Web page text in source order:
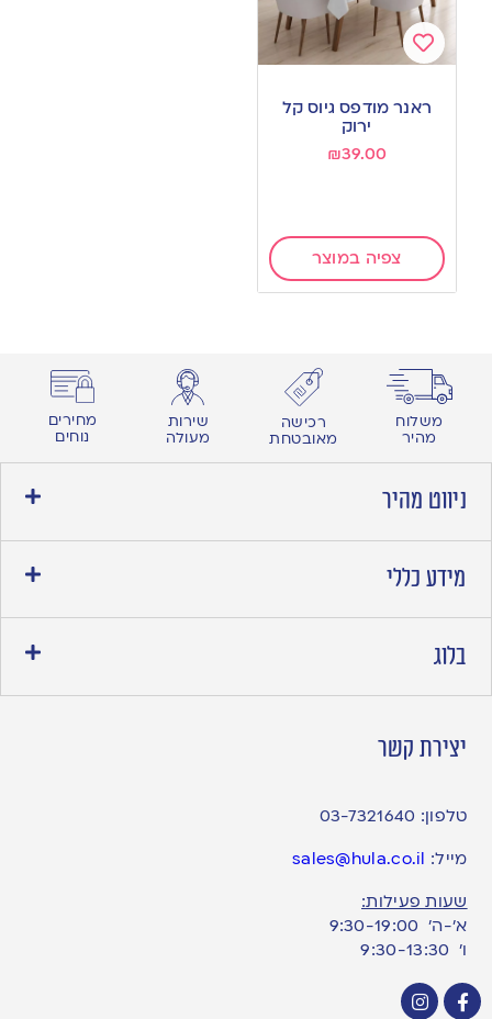
to
ראנר מודפס גיוס קל
ירוק
₪39.00
צפיה במוצר
משלוח
מהיר
רכישה
מאובטחת
שירות
מעולה
מחירים
נוחים
ניווט מהיר
מידע כללי
בלוג
יצירת קשר
טלפון: 03-7321640
מייל: sales@hula.co.il
שעות פעילות:
א’-ה’ 9:30-19:00
ו׳ 9:30-13:30